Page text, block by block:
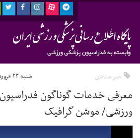
خبر ستادی شنبه ۲۳ فروردین ۱۴۰۴ - ۱۵:۱۸
معرفی خدمات گوناگون
ورزشی/ موشن گرافیک